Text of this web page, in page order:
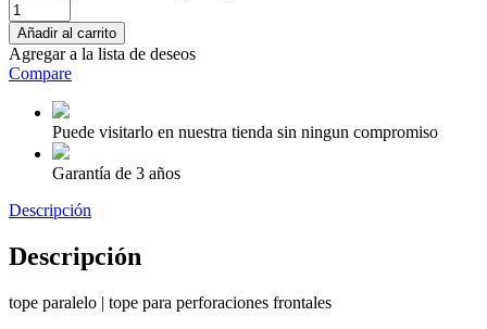
Añadir al carrito
Agregar a la lista de deseos
Compare
Puede visitarlo en nuestra tienda sin ningun compromiso
Garantía de 3 años
Descripción
Descripción
tope paralelo | tope para perforaciones frontales